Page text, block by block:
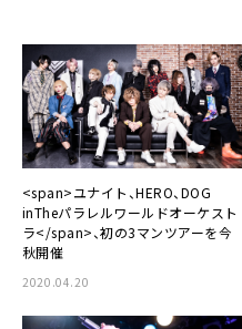
<span>ユナイト、HERO、DOG
inTheパラレルワールドオーケスト
ラ</span>、初の3マンツアーを今
秋開催
2020.04.20